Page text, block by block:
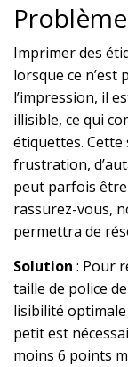
Imprimer des
lorsque ce
l’impression, il
illisible, ce qui
étiquettes.
frustration,
peut parfois
rassurez-vous,
permettra de
Solution : Pour
taille de police
lisibilité
petit est
moins 6 points